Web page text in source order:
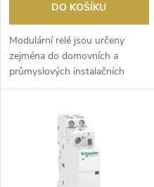
d
u
d
u
DO KOŠÍKU
Modulární relé jsou určeny
zejména do domovních a
průmyslových instalačních
rozváděčů. Jsou používá...